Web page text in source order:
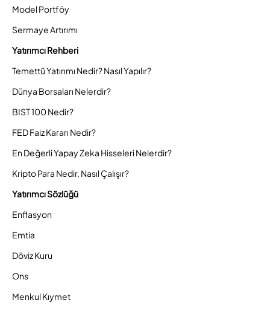
Model Portföy
Sermaye Artırımı
Yatırımcı Rehberi
Temettü Yatırımı Nedir? Nasıl Yapılır?
Dünya Borsaları Nelerdir?
BIST 100 Nedir?
FED Faiz Kararı Nedir?
En Değerli Yapay Zeka Hisseleri Nelerdir?
Kripto Para Nedir, Nasıl Çalışır?
Yatırımcı Sözlüğü
Enflasyon
Emtia
Döviz Kuru
Ons
Menkul Kıymet